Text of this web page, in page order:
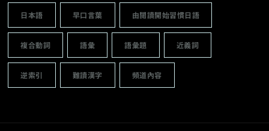
日本語 早口言葉 由閱讀開始習慣日語
複合動詞 語彙 語彙題 近義詞
逆索引 難讀漢字 頻道內容